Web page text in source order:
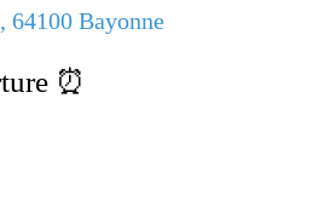
64100 Bayonne
⏰